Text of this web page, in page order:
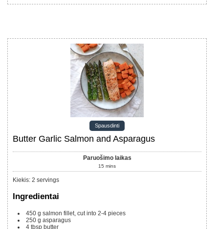
Spausdinti
Butter Garlic Salmon and Asparagus
Paruošimo laikas
15 mins
Kiekis: 2 servings
Ingredientai
450 g salmon fillet, cut into 2-4 pieces
250 g asparagus
4 tbsp butter